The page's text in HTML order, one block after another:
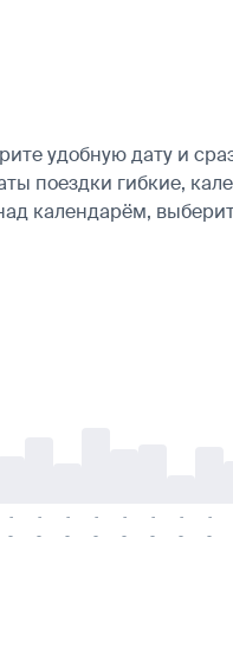
удобную дату и
поездки гибкие,
календарём,
-
-
-
-
-
-
-
-
-
-
-
-
-
-
-
-